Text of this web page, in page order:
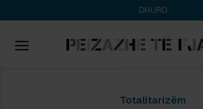
DHURO
Totalitarizëm